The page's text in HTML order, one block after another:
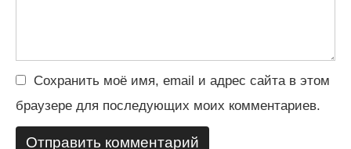
Сохранить моё имя, email и адрес сайта в этом
браузере для последующих моих комментариев.